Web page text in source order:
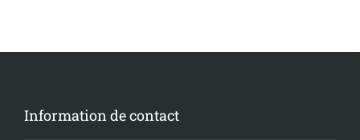
Information de contact